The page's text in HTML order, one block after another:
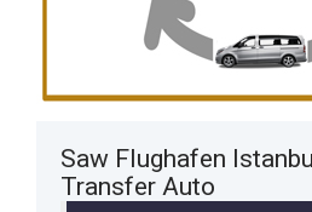
Saw Flughafen
Transfer Auto